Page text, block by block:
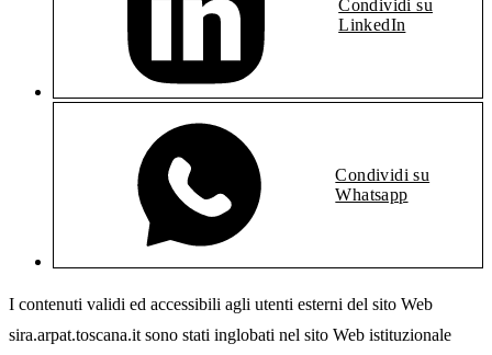
Condividi su
LinkedIn
Condividi su
Whatsapp
I contenuti validi ed accessibili agli utenti esterni del sito Web
sira.arpat.toscana.it sono stati inglobati nel sito Web istituzionale